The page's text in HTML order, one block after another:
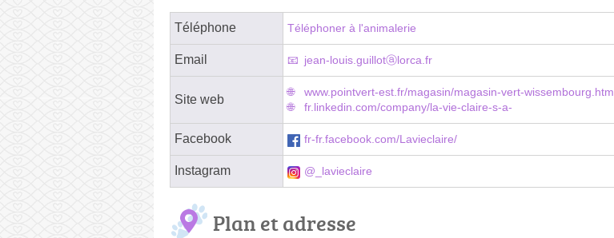
Téléphone Téléphoner à l'animalerie
Email jean-louis.guillotⓐlorca.fr
Site web
www.pointvert-est.fr/magasin/magasin-vert-wissembourg.html
fr.linkedin.com/company/la-vie-claire-s-a-
Facebook fr-fr.facebook.com/Lavieclaire/
Instagram @_lavieclaire
Plan et adresse